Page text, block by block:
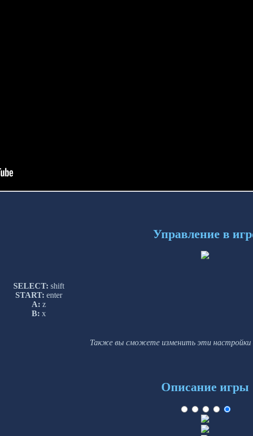
Управление в
SELECT: shift
START: enter
A: z
B: x
Также вы сможете изменить эти настройки
Описание игры